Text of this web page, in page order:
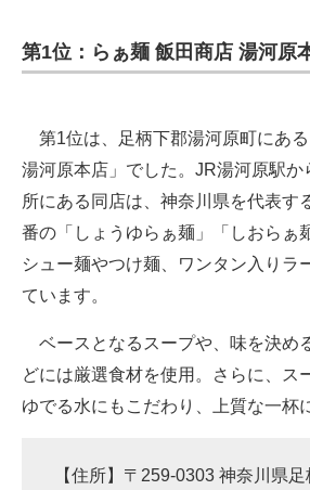
第1位：らぁ麺 飯田商店 湯河原
第1位は、足柄下郡湯河原町にあ
湯河原本店」でした。JR湯河原駅か
所にある同店は、神奈川県を代表す
番の「しょうゆらぁ麺」「しおらぁ
シュー麺やつけ麺、ワンタン入りラ
ています。
ベースとなるスープや、味を決め
どには厳選食材を使用。さらに、ス
ゆでる水にもこだわり、上質な一杯
【住所】〒259-0303 神奈川県